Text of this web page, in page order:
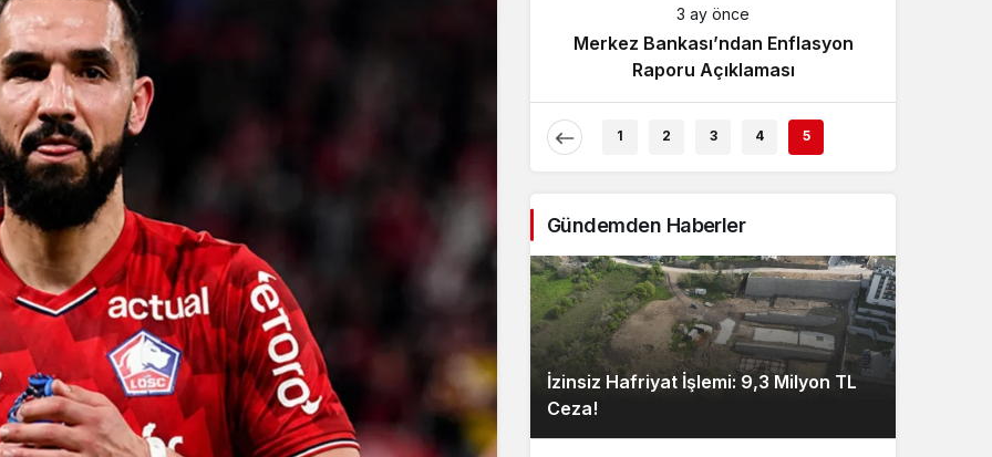
Sistem Modu
Sistem modunu seçin.
Tartışması
3 ay önce
Merkez Bankası’ndan Enflasyon
Raporu Açıklaması
1 2 3 4 5
Gündemden Haberler
İzinsiz Hafriyat İşlemi: 9,3 Milyon TL
Ceza!